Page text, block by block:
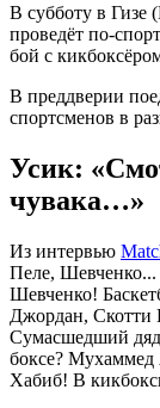
В субботу в Гизе
проведёт по-
бой с
В преддверии
спортсменов в
Усик:
чувака…»
Из интервью
Пеле, Шевченко...
Шевченко!
Джордан,
Сумасшедший
боксе?
Хабиб! В